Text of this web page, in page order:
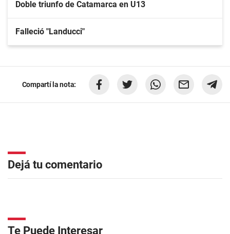
Doble triunfo de Catamarca en U13
Falleció "Landucci"
Compartí la nota:
Dejá tu comentario
Te Puede Interesar